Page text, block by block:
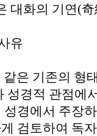
대화의 기연(
유
은 기존의 형
성경적 관점에
경에서 주장
검토하여 독